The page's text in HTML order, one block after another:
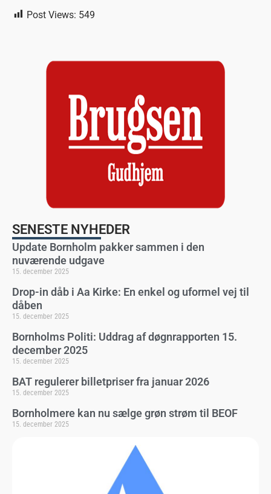
Post Views: 549
SENESTE NYHEDER
Update Bornholm pakker sammen i den
nuværende udgave
15. december 2025
Drop-in dåb i Aa Kirke: En enkel og uformel vej til
dåben
15. december 2025
Bornholms Politi: Uddrag af døgnrapporten 15.
december 2025
15. december 2025
BAT regulerer billetpriser fra januar 2026
15. december 2025
Bornholmere kan nu sælge grøn strøm til BEOF
15. december 2025